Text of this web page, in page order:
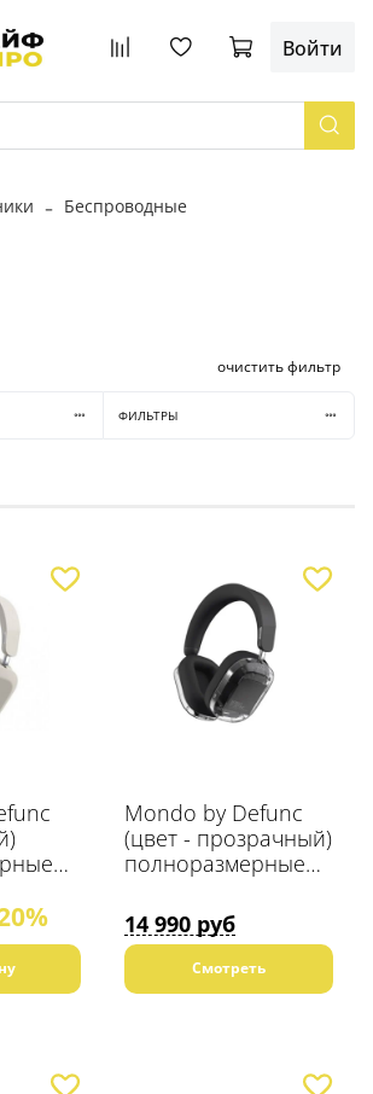
Войти
Беспроводные
очистить фильтр
ФИЛЬТРЫ
Mondo by Defunc
(цвет - прозрачный)
полноразмерные
Смотреть
14 990 руб